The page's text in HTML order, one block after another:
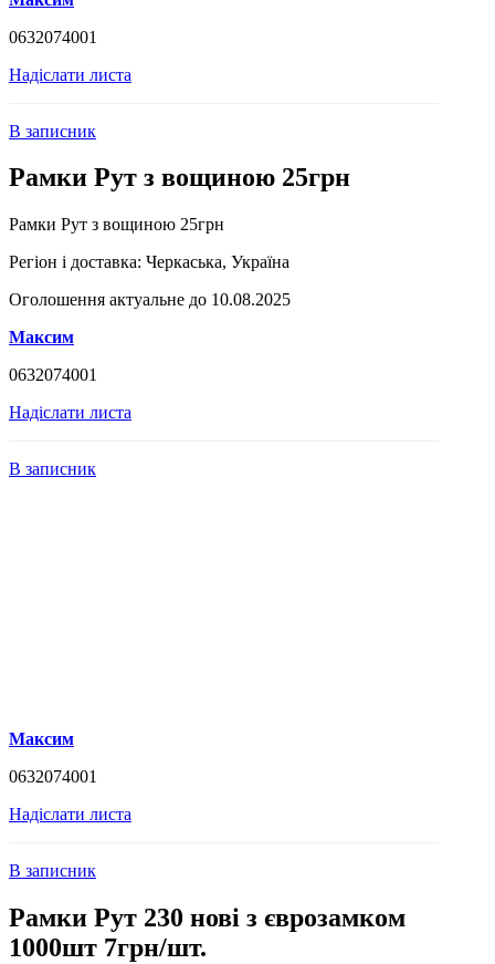
0632074001
Надіслати листа
В записник
Рамки Рут з вощиною 25грн
Рамки Рут з вощиною 25грн
Регіон і доставка: Черкаська, Україна
Оголошення актуальне до 10.08.2025
Максим
0632074001
Надіслати листа
В записник
Максим
0632074001
Надіслати листа
В записник
Рамки Рут 230 нові з єврозамком
1000шт 7грн/шт.